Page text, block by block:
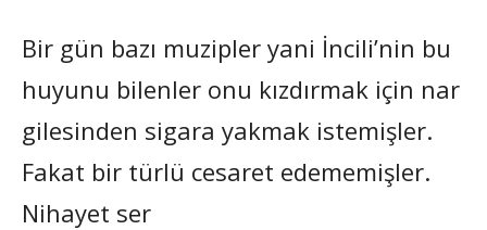
Bir gün bazı muzipler yani İncili’nin bu
huyunu bilenler onu kızdırmak için nar
gilesinden sigara yakmak istemişler.
Fakat bir türlü cesaret edememişler.
Nihayet ser